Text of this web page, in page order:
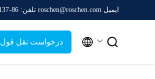
ایمیل roschen@roschen.com تلفن: 86-137-64195009
درخواست نقل قول  